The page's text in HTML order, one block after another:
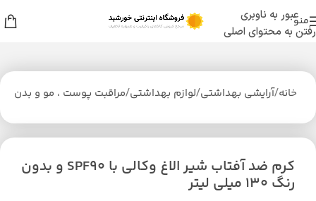
عبور به ناوبری
رفتن به محتوای اصلی
منو
خانه/آرایشی بهداشتی/لوازم بهداشتی/مراقبت پوست ، مو و بدن
کرم ضد آفتاب شیر الاغ وکالی با SPF90 و بدون
رنگ 130 میلی لیتر